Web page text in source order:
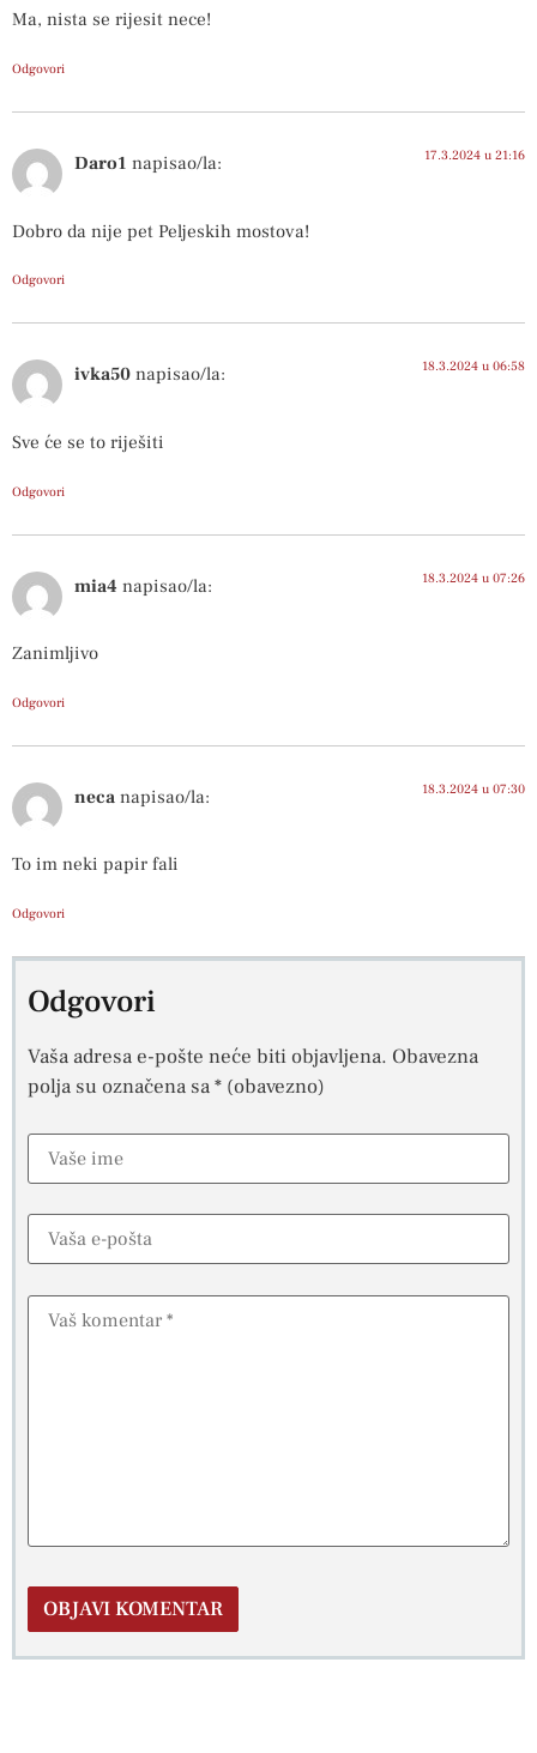
Ma, nista se rijesit nece!
Odgovori
Daro1 napisao/la: 17.3.2024 u 21:16
Dobro da nije pet Peljeskih mostova!
Odgovori
ivka50 napisao/la: 18.3.2024 u 06:58
Sve će se to riješiti
Odgovori
mia4 napisao/la: 18.3.2024 u 07:26
Zanimljivo
Odgovori
neca napisao/la: 18.3.2024 u 07:30
To im neki papir fali
Odgovori
Odgovori
Vaša adresa e-pošte neće biti objavljena. Obavezna
polja su označena sa* (obavezno)